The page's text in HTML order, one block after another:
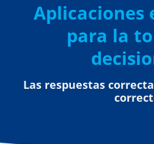
Aplicaciones
para la
Las respuestas